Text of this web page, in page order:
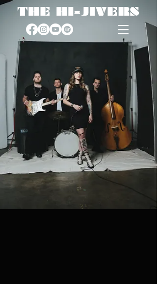
THE HI-JIVERS